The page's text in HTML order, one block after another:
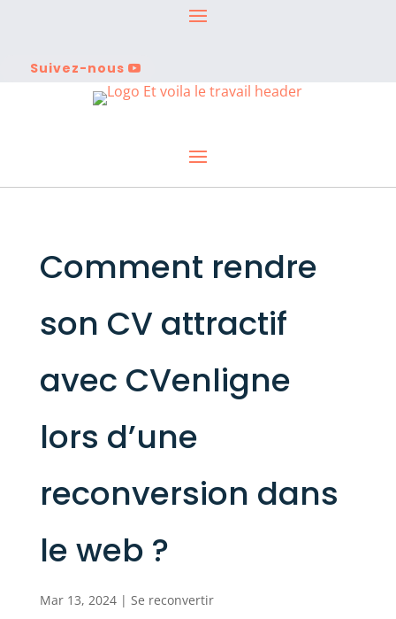
Suivez-nous
Comment rendre
son CV attractif
avec CVenligne
lors d’une
reconversion dans
le web ?
Mar 13, 2024| Se reconvertir